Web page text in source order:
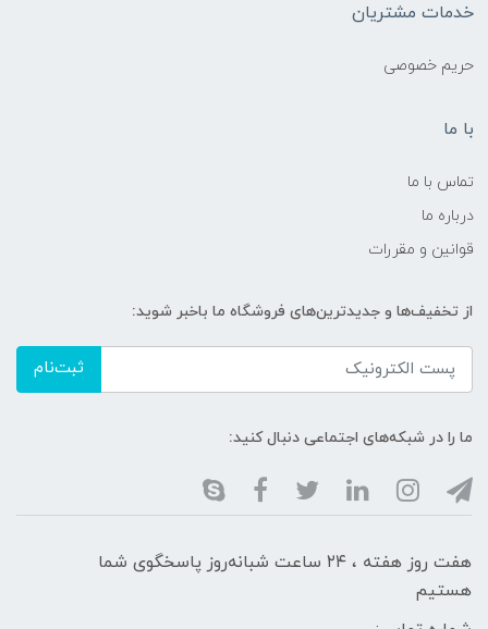
خدمات مشتریان
حریم خصوصی
با ما
تماس با ما
درباره ما
قوانین و مقررات
از تخفیف‌ها و جدیدترین‌های فروشگاه ما باخبر شوید:
ثبت‌نام
ما را در شبکه‌های اجتماعی دنبال کنید:
هفت روز هفته ، ۲۴ ساعت شبانه‌روز پاسخگوی شما
هستیم